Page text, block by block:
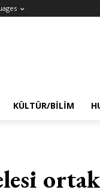
KÜLTÜR/BILIM